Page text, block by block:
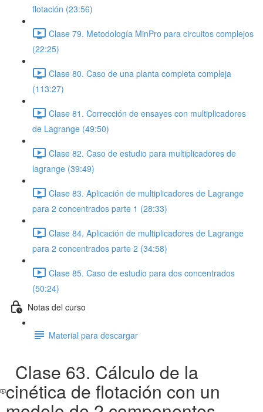
flotación (23:56)
Clase 79. Metodología MinPro para circuitos complejos
(22:25)
Clase 80. Caso de una planta completa compleja
(113:27)
Clase 81. Corrección de ensayes con multiplicadores
de Lagrange (49:50)
Clase 82. Caso de estudio para multiplicadores de
lagrange (39:49)
Clase 83. Aplicación de multiplicadores de Lagrange
para 2 concentrados parte 1 (28:33)
Clase 84. Aplicación de multiplicadores de Lagrange
para 2 concentrados parte 2 (34:58)
Clase 85. Caso de estudio para dos concentrados
(50:24)
Notas del curso
Material para descargar
Clase 63. Cálculo de la
cinética de flotación con un